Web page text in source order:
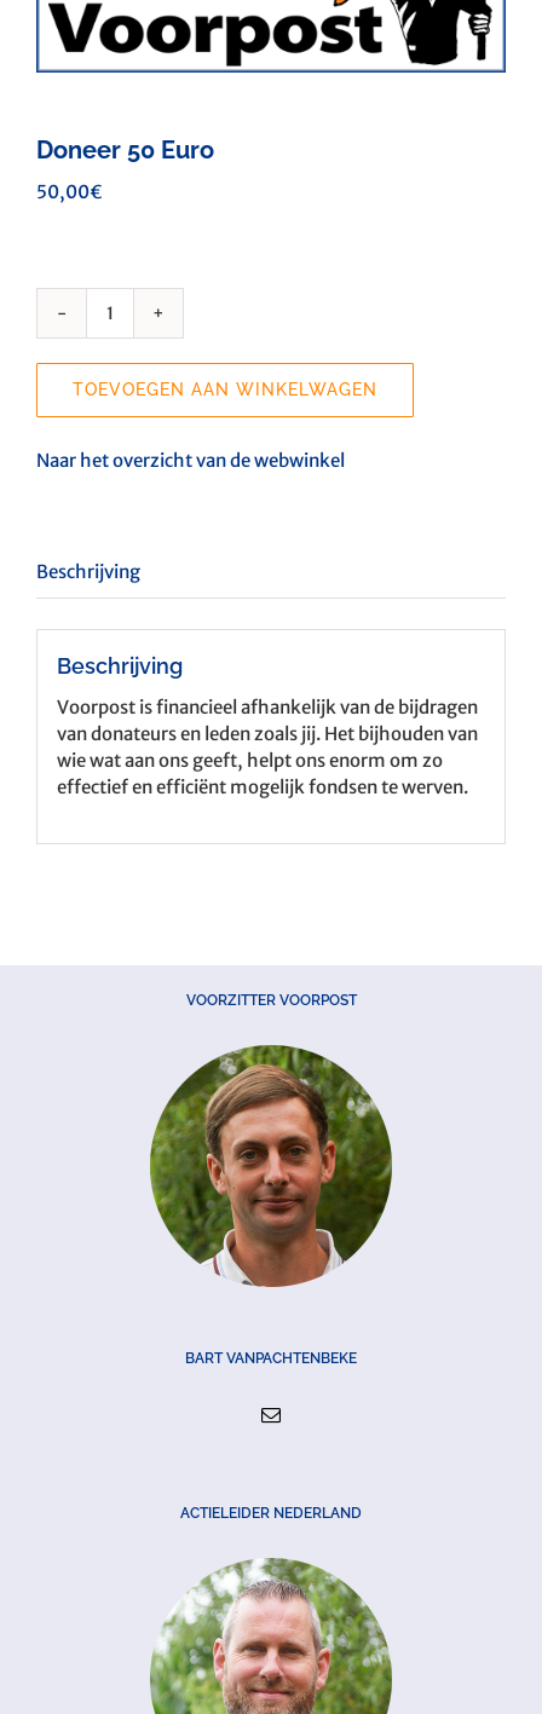
Doneer 50 Euro
50,00€
Doneer
Euro
TOEVOEGEN AAN WINKELWAGEN
Naar het overzicht van de webwinkel
Beschrijving
Beschrijving
Voorpost is financieel afhankelijk van de bijdragen
van donateurs en leden zoals jij. Het bijhouden van
wie wat aan ons geeft, helpt ons enorm om zo
effectief en efficiënt mogelijk fondsen te werven.
VOORZITTER VOORPOST
BART VANPACHTENBEKE
ACTIELEIDER NEDERLAND